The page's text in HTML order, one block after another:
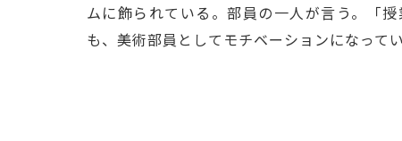
ムに飾られている。部員の一人が言う。「
も、美術部員としてモチベーションになってい